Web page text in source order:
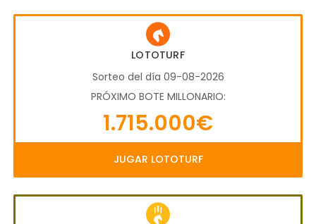
LOTOTURF
Sorteo del día 09-08-2026
PRÓXIMO BOTE MILLONARIO:
1.715.000€
JUGAR LOTOTURF